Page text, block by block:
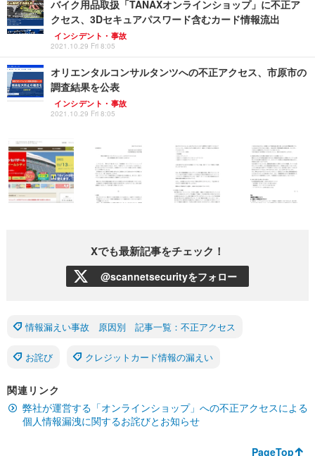
バイク用品取扱「TANAXオンラインショップ」に不正ア
クセス、3Dセキュアパスワード含むカード情報流出
インシデント・事故
2021.10.29 Fri 8:05
オリエンタルコンサルタンツへの不正アクセス、市原市の
調査結果を公表
インシデント・事故
2021.10.29 Fri 8:05
Xでも最新記事をチェック！
@scannetsecurityをフォロー
情報漏えい事故 原因別 記事一覧：不正アクセス
お詫び クレジットカード情報の漏えい
関連リンク
弊社が運営する「オンラインショップ」への不正アクセスによる
個人情報漏洩に関するお詫びとお知らせ
PageTop